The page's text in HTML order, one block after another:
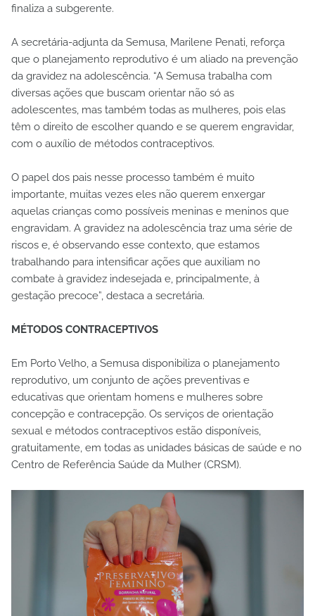
finaliza a subgerente.
A secretária-adjunta da Semusa, Marilene Penati, reforça
que o planejamento reprodutivo é um aliado na prevenção
da gravidez na adolescência. “A Semusa trabalha com
diversas ações que buscam orientar não só as
adolescentes, mas também todas as mulheres, pois elas
têm o direito de escolher quando e se querem engravidar,
com o auxílio de métodos contraceptivos.
O papel dos pais nesse processo também é muito
importante, muitas vezes eles não querem enxergar
aquelas crianças como possíveis meninas e meninos que
engravidam. A gravidez na adolescência traz uma série de
riscos e, é observando esse contexto, que estamos
trabalhando para intensificar ações que auxiliam no
combate à gravidez indesejada e, principalmente, à
gestação precoce”, destaca a secretária.
MÉTODOS CONTRACEPTIVOS
Em Porto Velho, a Semusa disponibiliza o planejamento
reprodutivo, um conjunto de ações preventivas e
educativas que orientam homens e mulheres sobre
concepção e contracepção. Os serviços de orientação
sexual e métodos contraceptivos estão disponíveis,
gratuitamente, em todas as unidades básicas de saúde e no
Centro de Referência Saúde da Mulher (CRSM).